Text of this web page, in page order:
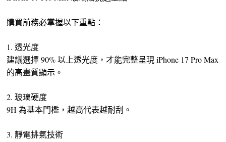
購買前務必掌握以下重點：
1. 透光度
建議選擇 90% 以上透光度，才能完整呈現 iPhone 17 Pro Max
的高畫質顯示。
2. 玻璃硬度
9H 為基本門檻，越高代表越耐刮。
3. 靜電排氣技術